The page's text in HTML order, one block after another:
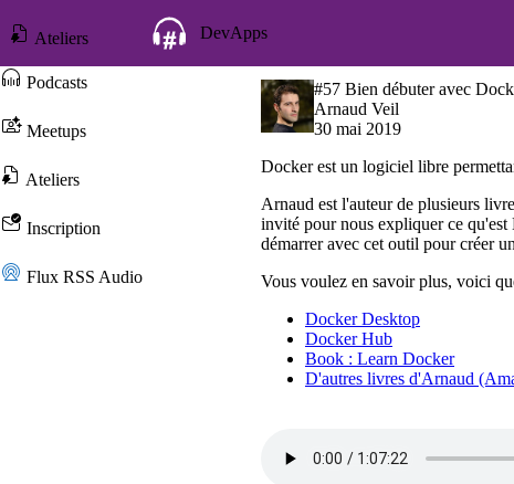
Ateliers
Inscription
Flux RSS Audio
DevApps
Podcasts
Meetups
Ateliers
Inscription
Flux RSS Audio
#57 Bien débuter avec
Arnaud Veil
30 mai 2019
Docker est un logiciel libre
Arnaud est l'auteur de plusieurs
invité pour nous expliquer ce
démarrer avec cet outil pour créer
Vous voulez en savoir plus, voici
Docker Desktop
Docker Hub
Book : Learn Docker
D'autres livres d'Arnaud